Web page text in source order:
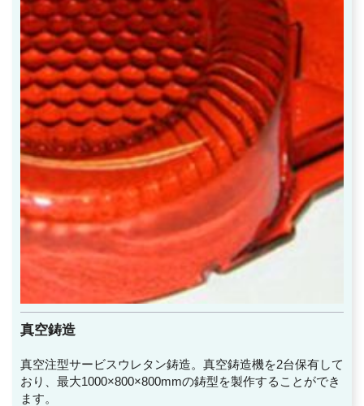
真空鋳造
真空注型サービスウレタン鋳造。真空鋳造機を2台保有して
おり、最大1000×800×800mmの鋳型を製作することができ
ます。